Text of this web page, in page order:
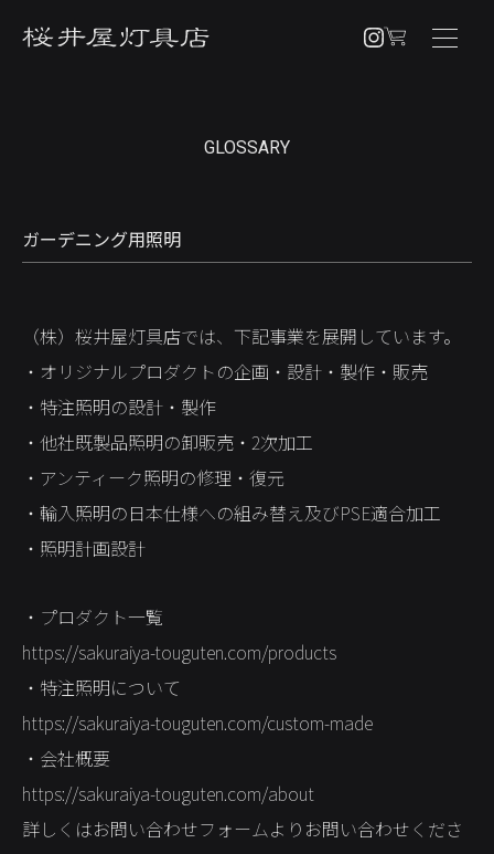
PENDANT
BRACKET
OTHERS
CUSTOM ORDER
ABOUT
SHOPPING GUIDE
STORES
GLOSSARY
ガーデニング用照明
（株）桜井屋灯具店では、下記事業を展開しています。
・オリジナルプロダクトの企画・設計・製作・販売
・特注照明の設計・製作
・他社既製品照明の卸販売・2次加工
・アンティーク照明の修理・復元
・輸入照明の日本仕様への組み替え及びPSE適合加工
・照明計画設計
・プロダクト一覧
https://sakuraiya-touguten.com/products
・特注照明について
https://sakuraiya-touguten.com/custom-made
・会社概要
https://sakuraiya-touguten.com/about
詳しくはお問い合わせフォームよりお問い合わせくださ